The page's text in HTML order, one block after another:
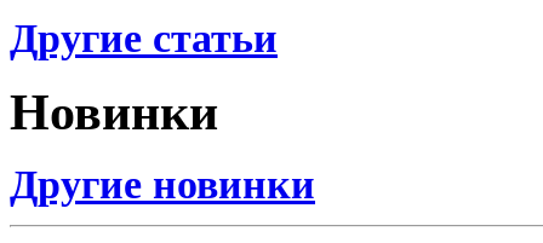
Другие статьи
Новинки
Другие новинки